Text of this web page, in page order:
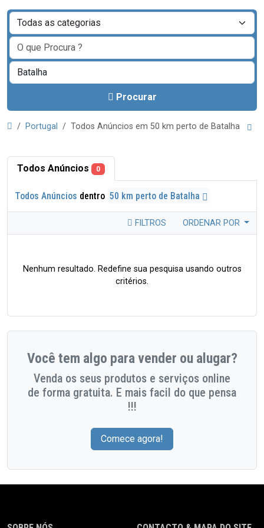
Procurar
Portugal Todos Anúncios em 50 km perto de Batalha
Todos Anúncios 0
Todos Anúncios dentro 50 km perto de Batalha
FILTROS ORDENAR POR
Nenhum resultado. Redefine sua pesquisa usando outros
critérios.
Você tem algo para vender ou alugar?
Venda os seus produtos e serviços online
de forma gratuita. E mais facil do que pensa
!!!
Comece agora!